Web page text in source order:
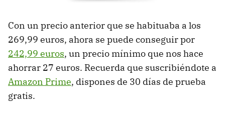
Con un precio anterior que se habituaba a los
269,99 euros, ahora se puede conseguir por
242,99 euros, un precio mínimo que nos hace
ahorrar 27 euros. Recuerda que suscribiéndote a
Amazon Prime, dispones de 30 días de prueba
gratis.